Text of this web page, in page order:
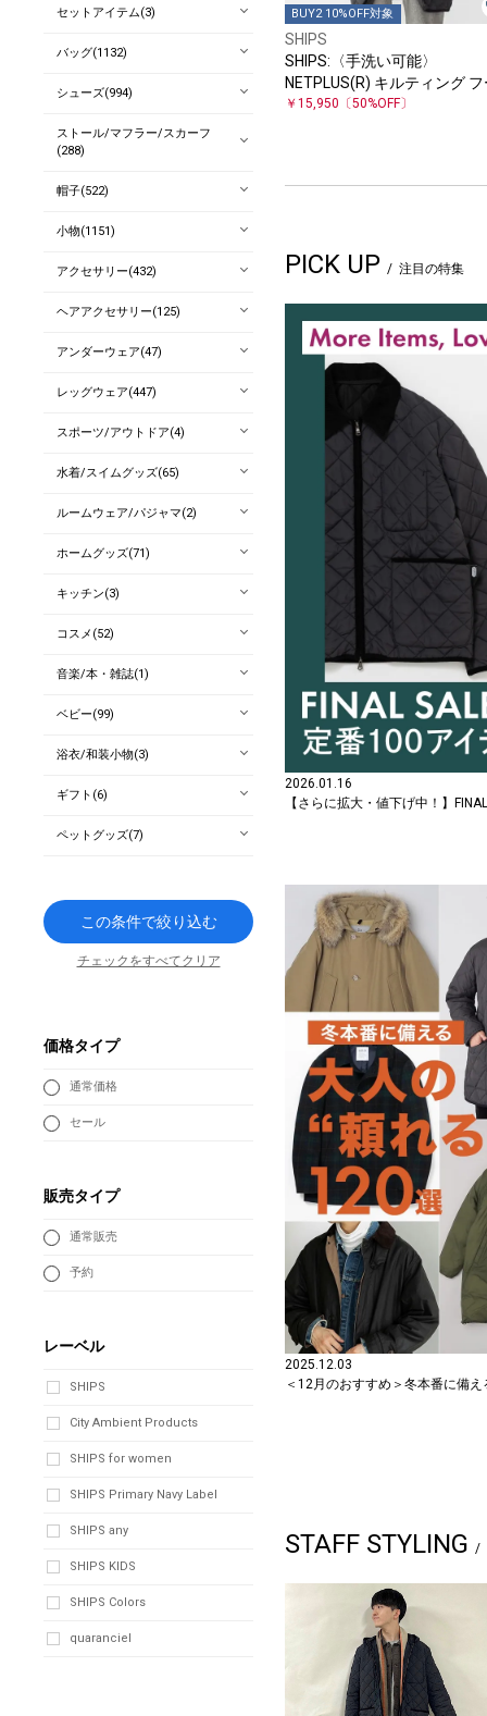
BUY2 10%OFF対象
SHIPS
SHIPS:〈手洗い可能〉
NETPLUS(R) キルティング
ド コート
￥15,950 〔50%OFF〕
PICK UP 注目の特集
2026.01.16
【さらに拡大・値下げ中！】
2025.12.03
＜12月のおすすめ＞冬本番に備
STAFF STYLING
セットアイテム(3)
バッグ(1132)
シューズ(994)
ストール/マフラー/スカーフ
(288)
帽子(522)
小物(1151)
アクセサリー(432)
ヘアアクセサリー(125)
アンダーウェア(47)
レッグウェア(447)
スポーツ/アウトドア(4)
水着/スイムグッズ(65)
ルームウェア/パジャマ(2)
ホームグッズ(71)
キッチン(3)
コスメ(52)
音楽/本・雑誌(1)
ベビー(99)
浴衣/和装小物(3)
ギフト(6)
ペットグッズ(7)
この条件で絞り込む
チェックをすべてクリア
価格タイプ
通常価格
セール
販売タイプ
通常販売
予約
レーベル
SHIPS
City Ambient Products
SHIPS for women
SHIPS Primary Navy Label
SHIPS any
SHIPS KIDS
SHIPS Colors
quaranciel